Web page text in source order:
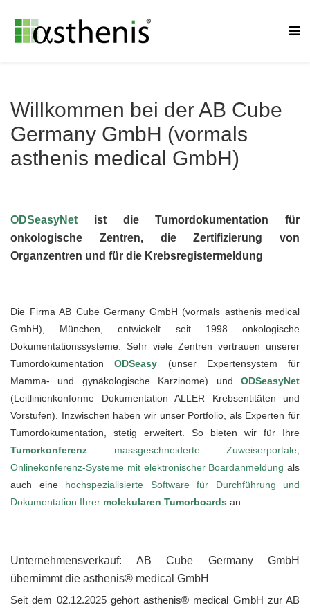
Willkommen bei der AB Cube
Germany GmbH (vormals
asthenis medical GmbH)
ODSeasyNet ist die Tumordokumentation für
onkologische Zentren, die Zertifizierung von
Organzentren und für die Krebsregistermeldung
Die Firma AB Cube Germany GmbH (vormals asthenis medical
GmbH), München, entwickelt seit 1998 onkologische
Dokumentationssysteme. Sehr viele Zentren vertrauen unserer
TumordokumentationODSeasy
(unser Expertensystem für
Mamma- und gynäkologische Karzinome) und ODSeasyNet
(Leitlinienkonforme Dokumentation ALLER Krebsentitäten und
Vorstufen). Inzwischen haben wir unser Portfolio, als Experten für
Tumordokumentation, stetig erweitert. So bieten wir für Ihre
Tumorkonferenz massgeschneiderte Zuweiserportale,
Onlinekonferenz-Systeme mit elektronischer Boardanmeldung als
auch eine hochspezialisierte Software für Durchführung und
Dokumentation Ihrer molekularen Tumorboards an.
Unternehmensverkauf: AB Cube Germany GmbH
übernimmt die asthenis® medical GmbH
Seit dem 02.12.2025 gehört asthenis® medical GmbH zur AB